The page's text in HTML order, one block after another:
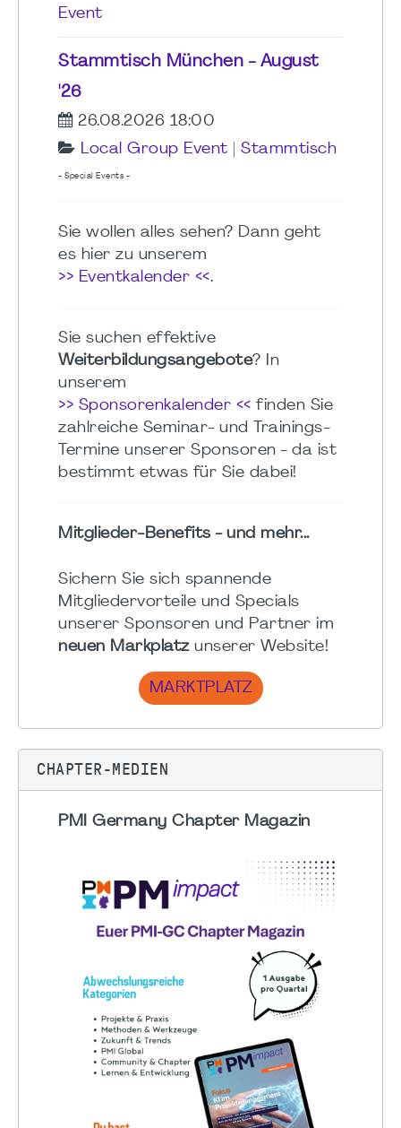
Event
Stammtisch München - August
'26
26.08.2026 18:00
Local Group Event
Stammtisch
- Special Events -
Sie wollen alles sehen? Dann geht
es hier zu unserem
>> Eventkalender <<.
Sie suchen effektive
Weiterbildungsangebote? In
unserem
>> Sponsorenkalender << finden Sie
zahlreiche Seminar- und Trainings-
Termine unserer Sponsoren - da ist
bestimmt etwas für Sie dabei!
Mitglieder-Benefits - und mehr...
Sichern Sie sich spannende
Mitgliedervorteile und Specials
unserer Sponsoren und Partner im
neuen Markplatzunserer Website!
MARKTPLATZ
CHAPTER-MEDIEN
PMI Germany Chapter Magazin